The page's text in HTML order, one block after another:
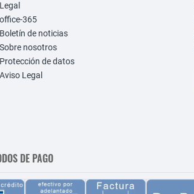
Legal
office-365
Boletín de noticias
Sobre nosotros
Protección de datos
Aviso Legal
DE PAGO